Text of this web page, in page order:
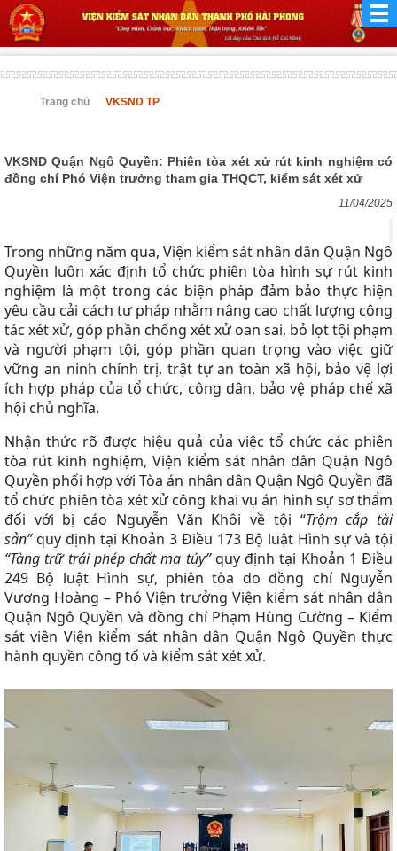
Trang chủ VKSND TP
VKSND Quận Ngô Quyền: Phiên tòa xét xử rút kinh nghiệm có
đồng chí Phó Viện trưởng tham gia THQCT, kiểm sát xét xử
11/04/2025
Trong những năm qua, Viện kiểm sát nhân dân Quận Ngô
Quyền luôn xác định tổ chức phiên tòa hình sự rút kinh
nghiệm là một trong các biện pháp đảm bảo thực hiện
yêu cầu cải cách tư pháp nhằm nâng cao chất lượng công
tác xét xử, góp phần chống xét xử oan sai, bỏ lọt tội phạm
và người phạm tội, góp phần quan trọng vào việc giữ
vững an ninh chính trị, trật tự an toàn xã hội, bảo vệ lợi
ích hợp pháp của tổ chức, công dân, bảo vệ pháp chế xã
hội chủ nghĩa.
Nhận thức rõ được hiệu quả của việc tổ chức các phiên
tòa rút kinh nghiệm, Viện kiểm sát nhân dân Quận Ngô
Quyền phối hợp với Tòa án nhân dân Quận Ngô Quyền đã
tổ chức phiên tòa xét xử công khai vụ án hình sự sơ thẩm
đối với bị cáo Nguyễn Văn Khôi về tội “Trộm cắp tài
sản”quy định tại Khoản 3 Điều 173 Bộ luật Hình sự và tội
“Tàng trữ trái phép chất ma túy”quy định tại Khoản 1 Điều
249 Bộ luật Hình sự, phiên tòa do đồng chí Nguyễn
Vương Hoàng – Phó Viện trưởng Viện kiểm sát nhân dân
Quận Ngô Quyền và đồng chí Phạm Hùng Cường – Kiểm
sát viên Viện kiểm sát nhân dân Quận Ngô Quyền thực
hành quyền công tố và kiểm sát xét xử.